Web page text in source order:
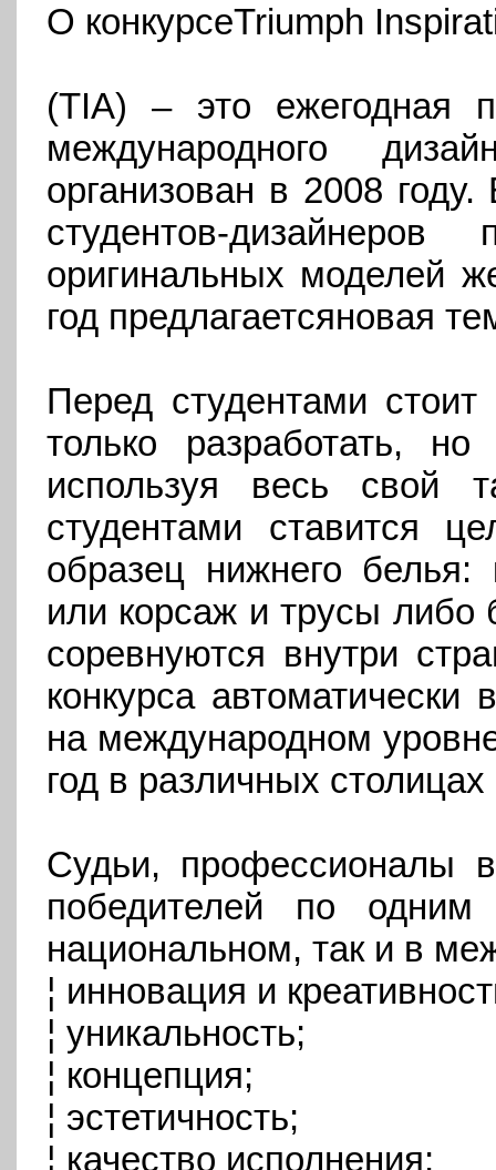
О конкурсеTriumph
(TIA) – это ежегодная
международного
организован в 2008
студентов-
оригинальных моделей
год предлагаетсяновая
Перед студентами
только разработать,
используя весь свой
студентами ставится
образец нижнего белья:
или корсаж и трусы либо
соревнуются внутри
конкурса
на международном
год в различных
Судьи, профессионалы
победителей по
национальном, так и в
¦ инновация и
¦ уникальность;
¦ концепция;
¦ эстетичность;
¦ качество исполнения;